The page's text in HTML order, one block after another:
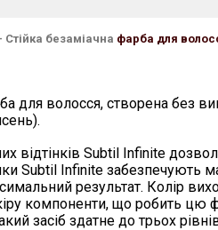
Стійка безаміачна фарба для
для волосся, створена без
відтінків Subtil Infinite
Subtil Infinite забезпечують
результат. Колір
компоненти, що робить цю
засіб здатне до трьох